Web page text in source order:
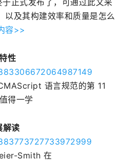
正式发布了，可通过此文来
以及其构建效率和质量是怎么
容>>
性
语言规范的第 11
得一学
读
Smith 在